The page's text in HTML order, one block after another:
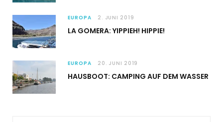
EUROPA 2. JUNI 2019
LA GOMERA: YIPPIEH! HIPPIE!
EUROPA 20. JUNI 2019
HAUSBOOT: CAMPING AUF DEM WASSER